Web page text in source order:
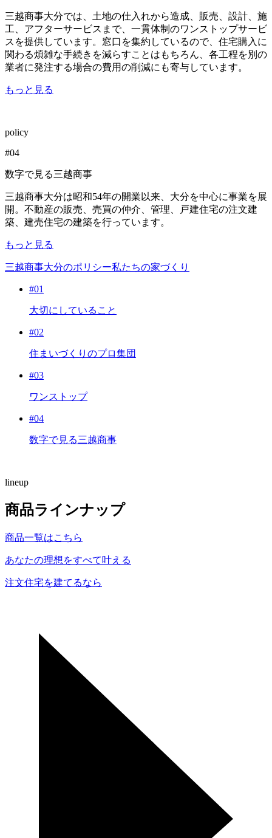
三越商事大分では、土地の仕入れから造成、販売、設計、施
工、アフターサービスまで、一貫体制のワンストップサービ
スを提供しています。窓口を集約しているので、住宅購入に
関わる煩雑な手続きを減らすことはもちろん、各工程を別の
業者に発注する場合の費用の削減にも寄与しています。
もっと見る
policy
#04
数字で見る三越商事
三越商事大分は昭和54年の開業以来、大分を中心に事業を展
開。不動産の販売、売買の仲介、管理、戸建住宅の注文建
築、建売住宅の建築を行っています。
もっと見る
三越商事大分のポリシー私たちの家づくり
#01
大切にしていること
#02
住まいづくりのプロ集団
#03
ワンストップ
#04
数字で見る三越商事
lineup
商品ラインナップ
商品一覧はこちら
あなたの理想をすべて叶える
注文住宅を建てるなら